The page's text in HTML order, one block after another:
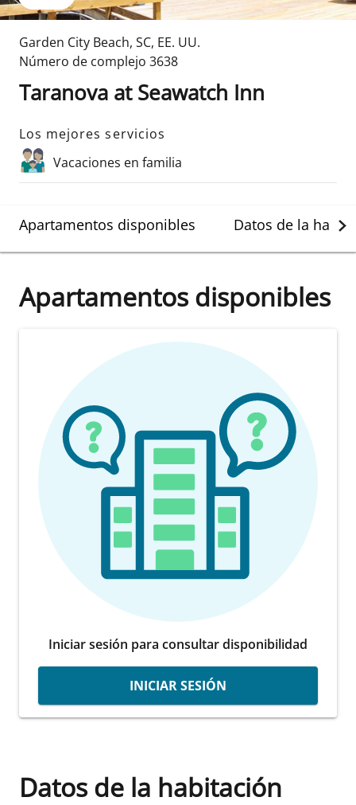
Garden City Beach, SC, EE. UU.
Número de complejo 3638
Taranova at Seawatch Inn
Los mejores servicios
Vacaciones en familia
Apartamentos disponibles Datos de la
Apartamentos disponibles
Iniciar sesión para consultar disponibilidad
INICIAR SESIÓN
Datos de la habitación